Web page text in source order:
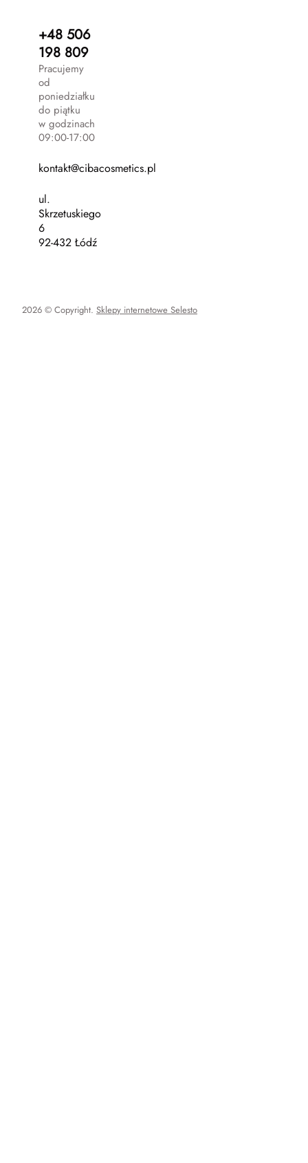
+48 506
198 809
Pracujemy
od
poniedziałku
do piątku
w godzinach
09:00-17:00
kontakt@cibacosmetics.pl
ul.
Skrzetuskiego
6
92-432 Łódź
2026 © Copyright. Sklepy internetowe Selesto